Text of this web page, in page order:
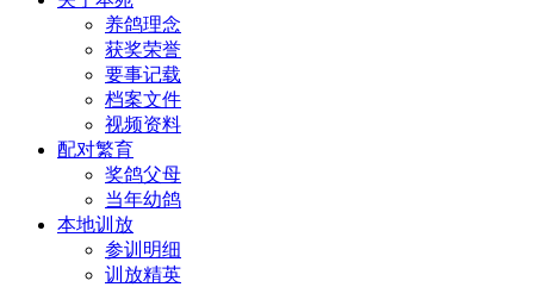
养鸽理念
获奖荣誉
要事记载
档案文件
视频资料
配对繁育
奖鸽父母
当年幼鸽
本地训放
参训明细
训放精英